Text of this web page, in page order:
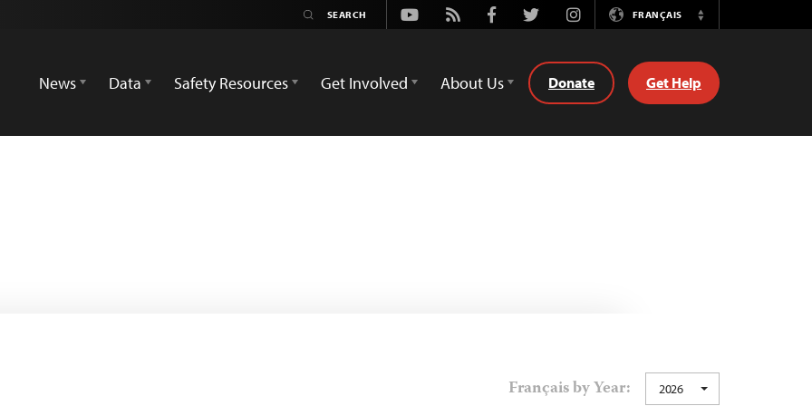
Youtube
Rss FacebookTwitterInstagramFRANÇAIS
Switch
News
Data Safety Resources Get Involved About Us Donate Get Help
Français by Year: 2026